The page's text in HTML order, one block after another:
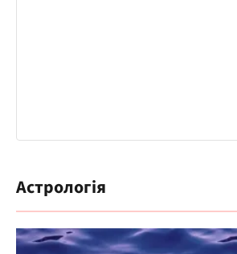
Астрологія